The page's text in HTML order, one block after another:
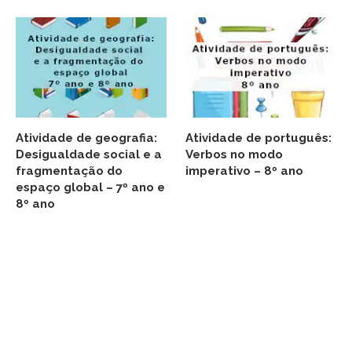
Atividade de geografia:
Desigualdade social e a
fragmentação do
espaço global – 7º ano e
8º ano
Atividade de português:
Verbos no modo
imperativo – 8º ano